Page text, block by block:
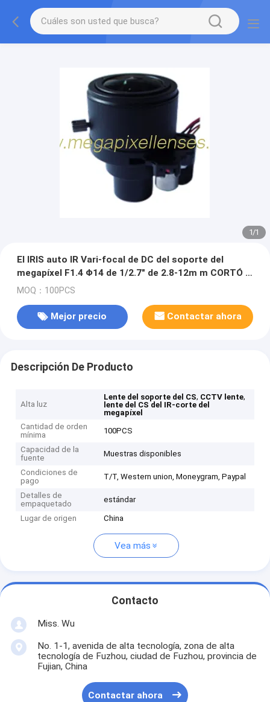
1/1
El IRIS auto IR Vari-focal de DC del soporte del
megapíxel F1.4 Φ14 de 1/2.7" de 2.8-12m m CORTÓ la
lente
MOQ：100PCS
Mejor precio Contactar ahora
Descripción De Producto
Alta luz
Lente del soporte del CS, CCTV lente,
lente del CS del IR-corte del
megapíxel
Cantidad de orden
mínima
100PCS
Capacidad de la
fuente
Muestras disponibles
Condiciones de
pago
T/T, Western union, Moneygram, Paypal
Detalles de
empaquetado
estándar
Lugar de origen China
Vea más
Contacto
Miss. Wu
No. 1-1, avenida de alta tecnología, zona de alta
tecnología de Fuzhou, ciudad de Fuzhou, provincia de
Fujian, China
Contactar ahora